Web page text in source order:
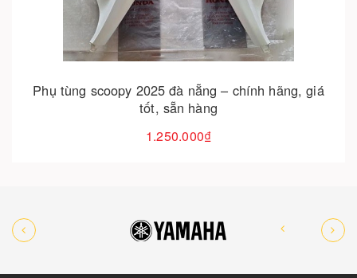
Phụ tùng scoopy 2025 đà nẵng – chính hãng, giá
tốt, sẵn hàng
1.250.000₫